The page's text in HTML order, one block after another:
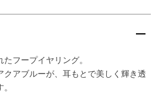
フープイヤリング。
クアブルーが、耳もとで美しく輝き透